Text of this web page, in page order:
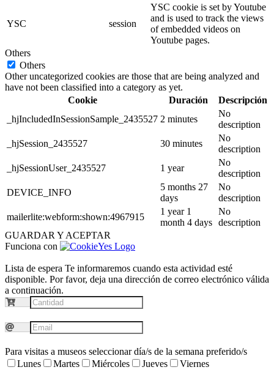
YSC session
YSC cookie is set by Youtube
and is used to track the views
of embedded videos on
Youtube pages.
Others
Others
Other uncategorized cookies are those that are being analyzed and
have not been classified into a category as yet.
Cookie
Duración
Descripción
_hjIncludedInSessionSample_2435527 2 minutes
No
description
_hjSession_2435527
30 minutes
No
description
_hjSessionUser_2435527
1 year
No
description
DEVICE_INFO
5 months 27
days
No
description
mailerlite:webform:shown:4967915
1 year 1
month 4 days
No
description
GUARDAR Y ACEPTAR
Funciona con
Lista de espera Te informaremos cuando esta actividad esté
disponible. Por favor, deja una dirección de correo electrónico válida
a continuación.
Para visitas a museos seleccionar día/s de la semana preferido/s
Lunes
Martes Miércoles Jueves Viernes